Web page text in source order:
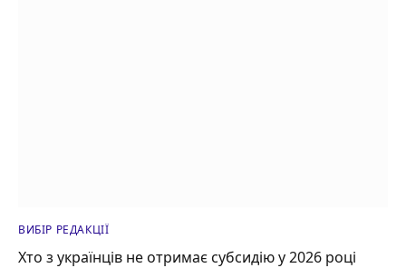
ВИБІР РЕДАКЦІЇ
Хто з українців не отримає субсидію у 2026 році